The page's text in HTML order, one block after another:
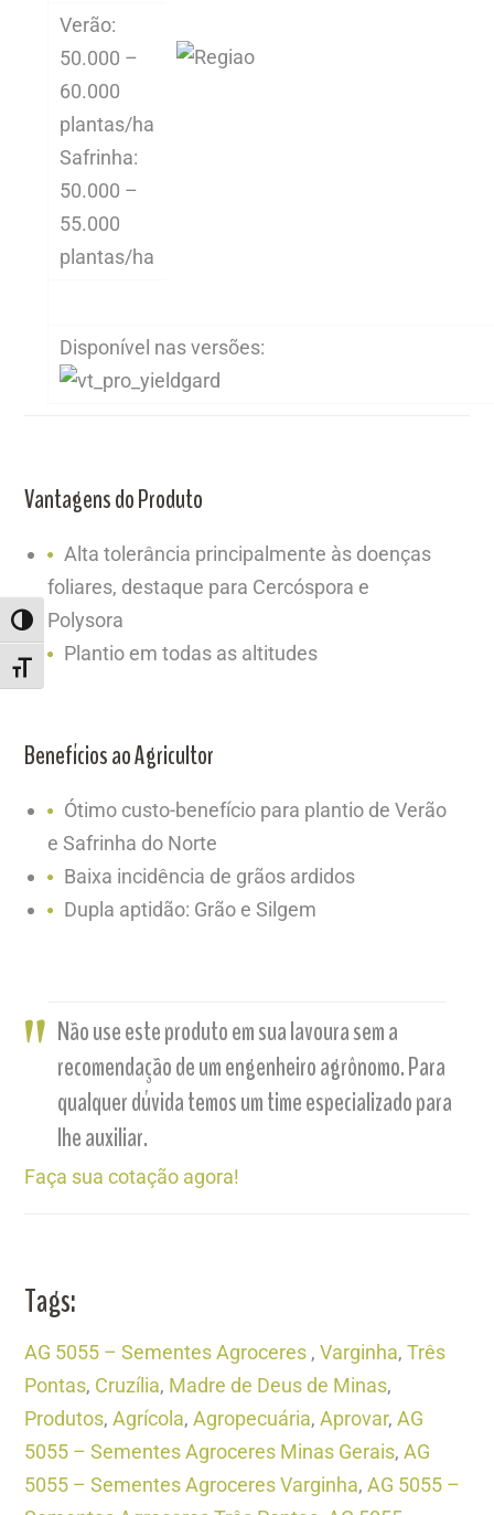
ALTERNAR ALTO CONTRASTE
ALTERNAR TAMANHO DA FONTE
Verão:
50.000 –
60.000
plantas/ha
Safrinha:
50.000 –
55.000
plantas/ha
Disponível nas versões:
Vantagens do Produto
Alta tolerância principalmente às doenças
foliares, destaque para Cercóspora e
Polysora
Plantio em todas as altitudes
Benefícios ao Agricultor
Ótimo custo-benefício para plantio de Verão
e Safrinha do Norte
Baixa incidência de grãos ardidos
Dupla aptidão: Grão e Silgem
Não use este produto em sua lavoura sem a
recomendação de um engenheiro agrônomo. Para
qualquer dúvida temos um time especializado para
lhe auxiliar.
Faça sua cotação agora!
Tags:
AG 5055 – Sementes Agroceres ,Varginha,Três
Pontas, Cruzília, Madre de Deus de Minas,
Produtos,Agrícola,Agropecuária,Aprovar,AG
5055 – Sementes Agroceres Minas Gerais,AG
5055 – Sementes Agroceres Varginha,AG 5055 –